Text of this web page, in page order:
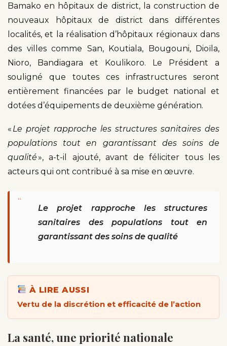
Bamako en hôpitaux de district, la construction de
nouveaux hôpitaux de district dans différentes
localités, et la réalisation d’hôpitaux régionaux dans
des villes comme San, Koutiala, Bougouni, Dioïla,
Nioro, Bandiagara et Koulikoro. Le Président a
souligné que toutes ces infrastructures seront
entièrement financées par le budget national et
dotées d’équipements de deuxième génération.
« Le projet rapproche les structures sanitaires des
populations tout en garantissant des soins de
qualité», a-t-il ajouté, avant de féliciter tous les
acteurs qui ont contribué à sa mise en œuvre.
“
Le projet rapproche les structures
sanitaires des populations tout en
garantissant des soins de qualité
À LIRE AUSSI
Vertu de la discrétion et efficacité de l’action
La santé, une priorité nationale